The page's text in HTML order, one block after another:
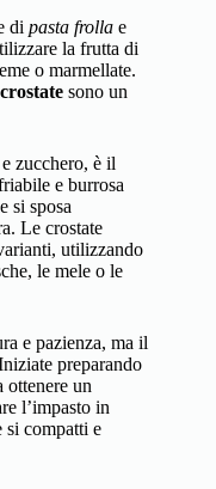
di pasta frolla e
la frutta di
o marmellate.
crostate sono un
zucchero, è il
e burrosa
si sposa
Le crostate
utilizzando
le mele o le
e pazienza, ma il
preparando
un
l’impasto in
si compatti e